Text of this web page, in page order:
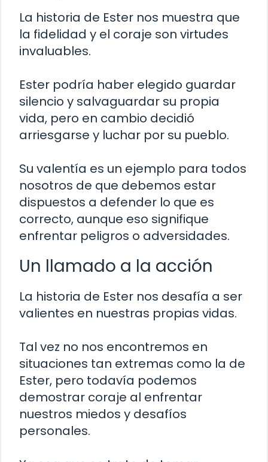
La historia de Ester nos muestra que
la fidelidad y el coraje son virtudes
invaluables.
Ester podría haber elegido guardar
silencio y salvaguardar su propia
vida, pero en cambio decidió
arriesgarse y luchar por su pueblo.
Su valentía es un ejemplo para todos
nosotros de que debemos estar
dispuestos a defender lo que es
correcto, aunque eso signifique
enfrentar peligros o adversidades.
Un llamado a la acción
La historia de Ester nos desafía a ser
valientes en nuestras propias vidas.
Tal vez no nos encontremos en
situaciones tan extremas como la de
Ester, pero todavía podemos
demostrar coraje al enfrentar
nuestros miedos y desafíos
personales.